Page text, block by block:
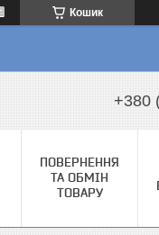
Кошик
+380
ПОВЕРНЕННЯ
ТА ОБМІН
ТОВАРУ